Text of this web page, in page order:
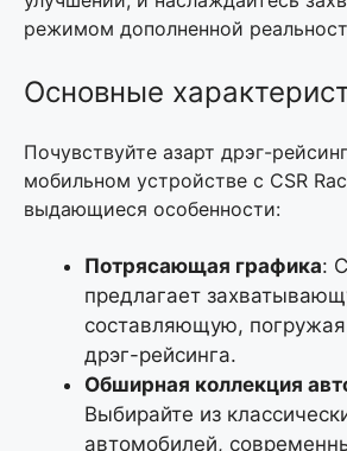
режимом дополненной
Основные
Почувствуйте азарт дрэг-
мобильном устройстве с CSR
выдающиеся особенности:
Потрясающая графика:
предлагает
составляющую,
дрэг-рейсинга.
Обширная коллекция
Выбирайте из
автомобилей,